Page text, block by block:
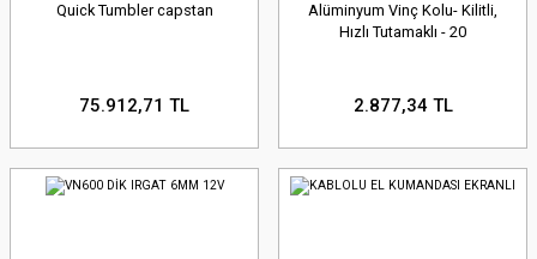
Quick Tumbler capstan
75.912,71 TL
Alüminyum Vinç Kolu- Kilitli,
Hızlı Tutamaklı - 20
2.877,34 TL